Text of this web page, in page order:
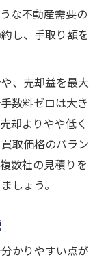
な不動産需要の
し、手取り額を
、売却益を最大
数料ゼロは大き
却よりやや低く
取価格のバラン
数社の見積りを
しょう。
かりやすい点が